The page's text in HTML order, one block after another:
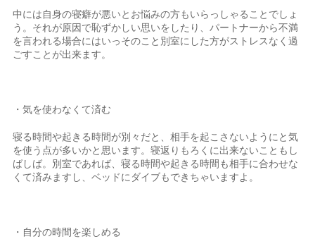
中には自身の寝癖が悪いとお悩みの方もいらっしゃることでしょ
う。それが原因で恥ずかしい思いをしたり、パートナーから不満
を言われる場合にはいっそのこと別室にした方がストレスなく過
ごすことが出来ます。
・気を使わなくて済む
寝る時間や起きる時間が別々だと、相手を起こさないようにと気
を使う点が多いかと思います。寝返りもろくに出来ないこともし
ばしば。別室であれば、寝る時間や起きる時間も相手に合わせな
くて済みますし、ベッドにダイブもできちゃいますよ。
・自分の時間を楽しめる